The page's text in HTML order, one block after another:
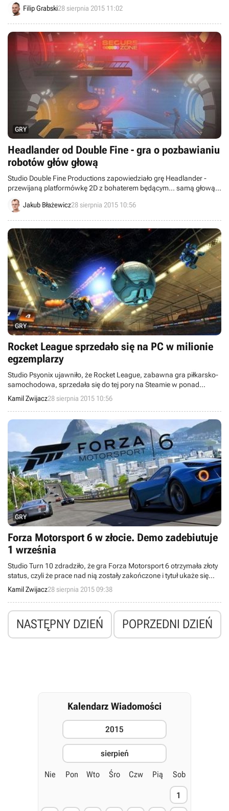
Filip Grabski28 sierpnia 2015 11:02
GRY
Headlander od Double Fine - gra o pozbawianiu
robotów głów głową
Studio Double Fine Productions zapowiedziało grę Headlander -
przewijaną platformówkę 2D z bohaterem będącym... samą głową.
Rozgrywka skupi się na rozwiązywaniu zagadek z wykorzystaniem
głównej atrakcji gry - przejmowania robotów przez umieszczenie
Jakub Błażewicz28 sierpnia 2015 10:56
GRY
Rocket League sprzedało się na PC w milionie
egzemplarzy
Studio Psyonix ujawniło, że Rocket League, zabawna gra piłkarsko-
samochodowa, sprzedała się do tej pory na Steamie w ponad
milionie egzemplarzy.
Kamil Zwijacz28 sierpnia 2015 10:56
GRY
Forza Motorsport 6 w złocie. Demo zadebiutuje
1 września
Studio Turn 10 zdradziło, że gra Forza Motorsport 6 otrzymała złoty
status, czyli że prace nad nią zostały zakończone i tytuł ukaże się
zgodnie z planem, a więc 18 września. Wcześniej, bo 1 września,
doczekamy się wersji demonstracyjnej.
Kamil Zwijacz28 sierpnia 2015 09:38
NASTĘPNY DZIEŃ POPRZEDNI DZIEŃ
Kalendarz Wiadomości
2015
sierpień
Nie Pon Wto Śro Czw Pią Sob
1